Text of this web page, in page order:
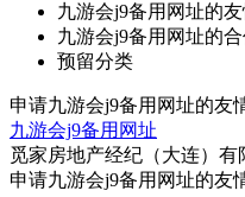
九游会j9备用网址的
九游会j9备用网址的
预留分类
申请九游会j9备用网址的友
九游会j9备用网址
觅家房地产经纪（大连）有
申请九游会j9备用网址的友